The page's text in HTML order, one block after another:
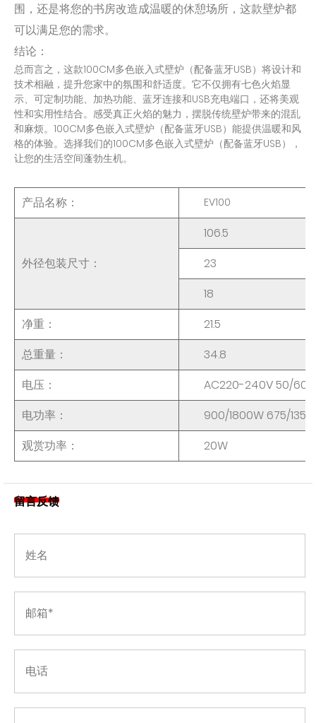
围，还是将您的书房改造成温暖的休憩场所，这款壁炉都
可以满足您的需求。
结论：
总而言之，这款100CM多色嵌入式壁炉（配备蓝牙USB）将设计和
技术相融，提升您家中的氛围和舒适度。它不仅拥有七色火焰显
示、可定制功能、加热功能、蓝牙连接和USB充电端口，还将美观
性和实用性结合。感受真正火焰的魅力，摆脱传统壁炉带来的混乱
和麻烦。100CM多色嵌入式壁炉（配备蓝牙USB）能提供温暖和风
格的体验。选择我们的100CM多色嵌入式壁炉（配备蓝牙USB），
让您的生活空间蓬勃生机。
产品名称： EV100
外径包装尺寸：
106.5
23
18
净重：
21.5
总重量：
34.8
电压：
AC220-240V 50/
电功率：
900/1800W 675/
观赏功率：
20W
留言反馈